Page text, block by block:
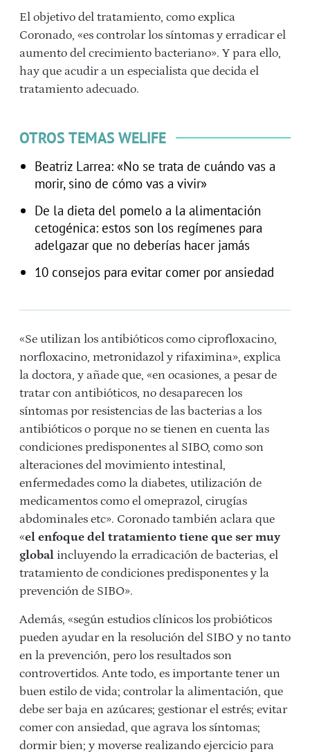
El objetivo del tratamiento, como explica
Coronado, «es controlar los síntomas y erradicar el
aumento del crecimiento bacteriano». Y para ello,
hay que acudir a un especialista que decida el
tratamiento adecuado.
OTROS TEMAS WELIFE
Beatriz Larrea: «No se trata de cuándo vas a
morir, sino de cómo vas a vivir»
De la dieta del pomelo a la alimentación
cetogénica: estos son los regímenes para
adelgazar que no deberías hacer jamás
10 consejos para evitar comer por ansiedad
«Se utilizan los antibióticos como ciprofloxacino,
norfloxacino, metronidazol y rifaximina», explica
la doctora, y añade que, «en ocasiones, a pesar de
tratar con antibióticos, no desaparecen los
síntomas por resistencias de las bacterias a los
antibióticos o porque no se tienen en cuenta las
condiciones predisponentes al SIBO, como son
alteraciones del movimiento intestinal,
enfermedades como la diabetes, utilización de
medicamentos como el omeprazol, cirugías
abdominales etc». Coronado también aclara que
«el enfoque del tratamiento tiene que ser muy
global incluyendo la erradicación de bacterias, el
tratamiento de condiciones predisponentes y la
prevención de SIBO».
Además, «según estudios clínicos los probióticos
pueden ayudar en la resolución del SIBO y no tanto
en la prevención, pero los resultados son
controvertidos. Ante todo, es importante tener un
buen estilo de vida; controlar la alimentación, que
debe ser baja en azúcares; gestionar el estrés; evitar
comer con ansiedad, que agrava los síntomas;
dormir bien; y moverse realizando ejercicio para